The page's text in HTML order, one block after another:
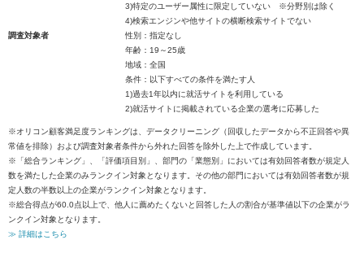
3)特定のユーザー属性に限定していない ※分野別は除く
4)検索エンジンや他サイトの横断検索サイトでない
調査対象者
性別：指定なし
年齢：19～25歳
地域：全国
条件：以下すべての条件を満たす人
1)過去1年以内に就活サイトを利用している
2)就活サイトに掲載されている企業の選考に応募した
※オリコン顧客満足度ランキングは、データクリーニング（回収したデータから不正回答や異
常値を排除）および調査対象者条件から外れた回答を除外した上で作成しています。
※「総合ランキング」、「評価項目別」、部門の「業態別」においては有効回答者数が規定人
数を満たした企業のみランクイン対象となります。その他の部門においては有効回答者数が規
定人数の半数以上の企業がランクイン対象となります。
※総合得点が60.0点以上で、他人に薦めたくないと回答した人の割合が基準値以下の企業がラ
ンクイン対象となります。
≫ 詳細はこちら